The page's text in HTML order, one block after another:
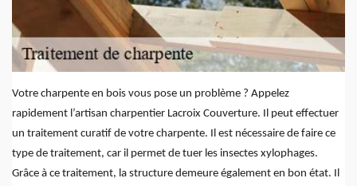
Votre charpente en bois vous pose un problème ? Appelez
rapidement l’artisan charpentier Lacroix Couverture. Il peut effectuer
un traitement curatif de votre charpente. Il est nécessaire de faire ce
type de traitement, car il permet de tuer les insectes xylophages.
Grâce à ce traitement, la structure demeure également en bon état. Il